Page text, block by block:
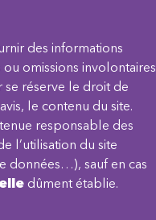
des informations
omissions involontaires
se réserve le droit de
le contenu du site.
responsable des
l’utilisation du site
données…), sauf en cas
dûment établie.